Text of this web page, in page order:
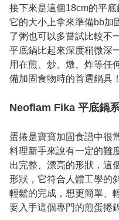
接下來是這個18cm的平底
它的大小上拿來準備bb加
了粥也可以多嘗試比較不
平底鍋比起來深度稍微深
用在煎、炒、燉、炸等任
備加固食物時的首選鍋具！
Neoflam Fika 平底鍋
蛋捲是寶寶加固食譜中很
料理新手來說有一定的難
出完整、漂亮的形狀，這
形狀，它符合人體工學的
輕鬆的完成，想更簡單、
要入手這個專門的煎蛋捲